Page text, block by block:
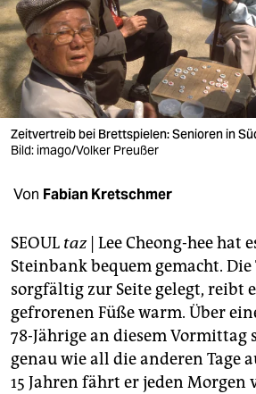
wahrheit
verlag
verlag
veranstaltungen
shop
unterstützen
abo
genossenschaft
epaper login
Zeitvertreib bei Brettspielen: Senioren in
Bild: imago/Volker Preußer
Von Fabian Kretschmer
SEOUL taz| Lee Cheong-hee hat
Steinbank bequem gemacht.
sorgfältig zur Seite gelegt, reibt
gefrorenen Füße warm. Über
78-Jährige an diesem Vormittag
genau wie all die anderen Tage
15 Jahren fährt er jeden Morgen